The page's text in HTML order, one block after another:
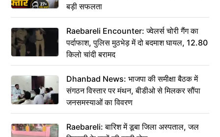
बड़ी सफलता
Raebareli Encounter: ज्वेलर्स चोरी गैंग का
पर्दाफाश, पुलिस मुठभेड़ में दो बदमाश घायल, 12.80
किलो चांदी बरामद
Dhanbad News: भाजपा की समीक्षा बैठक में
संगठन विस्तार पर मंथन, बीडीओ से मिलकर सौंपा
जनसमस्याओं का विवरण
Raebareli: बारिश में डूबा जिला अस्पताल, जल